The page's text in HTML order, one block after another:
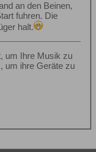
an den Beinen,
fuhren. Die
halt.
um Ihre Musik zu
um ihre Geräte zu